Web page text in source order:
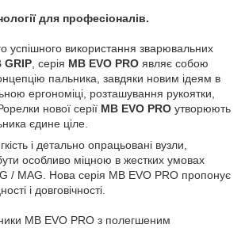
для професіоналів.
успішного використання зварювальних
GRIP , серія MB EVO PRO являє собою
пальника, завдяки новим ідеям в
ергономіці, розташування рукоятки,
орелки нової серії MB EVO PRO утворюють
єдине ціле
і детально опрацьовані вузли,
особливо міцною в жестких умовах
/ МАG. Нова серія MB EVO PRO пропонує
і довговічності.
MB EVO PRO з полегшеним